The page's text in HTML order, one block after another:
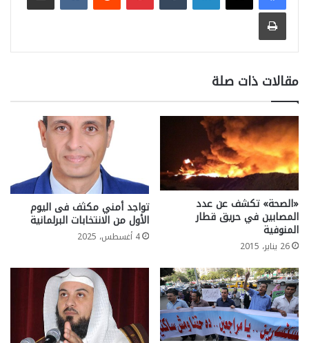
طباعة
مقالات ذات صلة
«الصحة» تكشف عن عدد
المصابين في حريق قطار
المنوفية
26 يناير، 2015
تواجد أمني مكثف فى اليوم
الأول من الانتخابات البرلمانية
4 أغسطس، 2025